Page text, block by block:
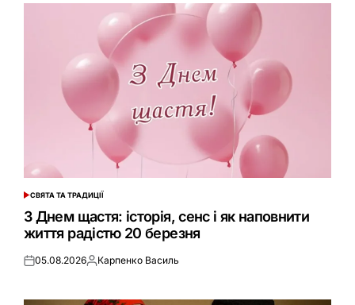
ОПУБЛІКУВАТИ
У
СВЯТА ТА ТРАДИЦІЇ
З Днем щастя: історія, сенс і як наповнити
життя радістю 20 березня
Оприлюднено
05.08.2026Опубліковано
Карпенко Василь